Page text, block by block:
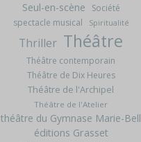
Seul-en-scène
Société
spectacle musical
Spiritualité
Thriller Théâtre
Théâtre contemporain
Théâtre de Dix Heures
Théâtre de l'Archipel
Théâtre de l'Atelier
théâtre du Gymnase Marie-Bell
éditions Grasset